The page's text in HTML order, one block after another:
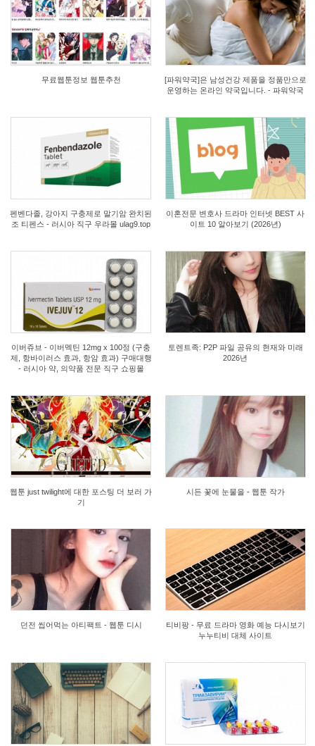
0
무료웹툰정보 웹툰추천
[파워약국]은 남성건강 제품을 정품만으로
운영하는 온라인 약국입니다. - 파워약국
0
펜벤다졸, 강아지 구충제로 말기암 완치된
조 티펜스 - 러시아 직구 우라몰 ulag9.top
0
이혼전문 변호사 드라마 인터넷 BEST 사
이트 10 알아보기 (2026년)
이버쥬브 - 이버멕틴 12mg x 100정 (구충
제, 항바이러스 효과, 항암 효과) 구매대행
- 러시아 약, 의약품 전문 직구 쇼핑몰
0
토렌트족: P2P 파일 공유의 현재와 미래
2026년
0
웹툰 just twilight에 대한 포스팅 더 보러 가
기
시든 꽃에 눈물을 - 웹툰 작가
던전 씹어먹는 아티팩트 - 웹툰 디시
0
티비팡 - 무료 드라마 영화 예능 다시보기
누누티비 대체 사이트
2 0